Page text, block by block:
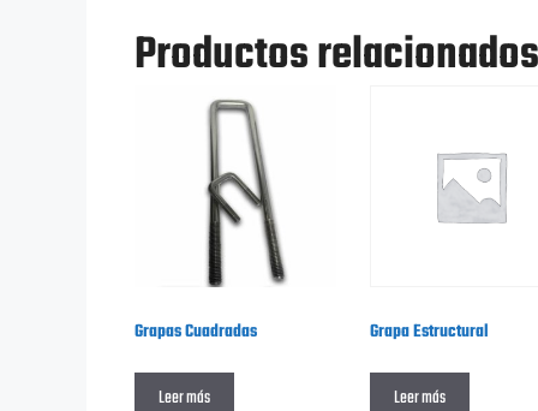
Productos relacionados
Grapas Cuadradas
Leer más
Grapa Estructural
Leer más